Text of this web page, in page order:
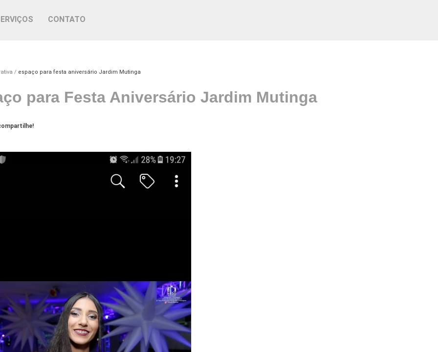
CONTATO
espaço para festa aniversário Jardim Mutinga
para Festa Aniversário Jardim Mutinga